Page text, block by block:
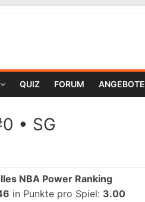
QUIZ FORUM ANGEBOTE
• SG
NBA Power Ranking
in Punkte pro Spiel: 3.00